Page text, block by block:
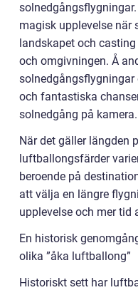
magisk upplevelse när
landskapet och
och omgivningen. Å
och fantastiska
solnedgång på kamera.
När det gäller längden
luftballongsfärder
beroende på
att välja en längre
upplevelse och mer tid
En historisk
olika ”åka luftballong”
Historiskt sett har